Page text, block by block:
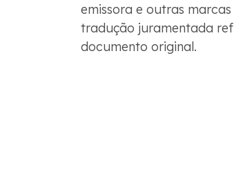
emissora e outras
tradução juramentada
documento original.